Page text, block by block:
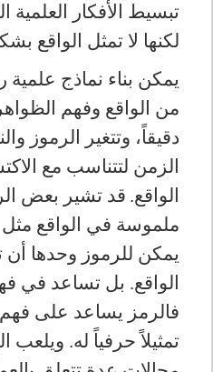
تبسيط الأفكار
لكنها لا تمثل الواقع
يمكن بناء نماذج علمية
من الواقع وفهم
دقيقاً، وتتغير الرموز
الزمن لتتناسب مع
الواقع. قد تشير بعض
ملموسة في الواقع مثل
يمكن للرموز وحدها أن
الواقع. بل تساعد في
فالرمز يساعد على
تمثيلاً حرفياً له. ويلعب